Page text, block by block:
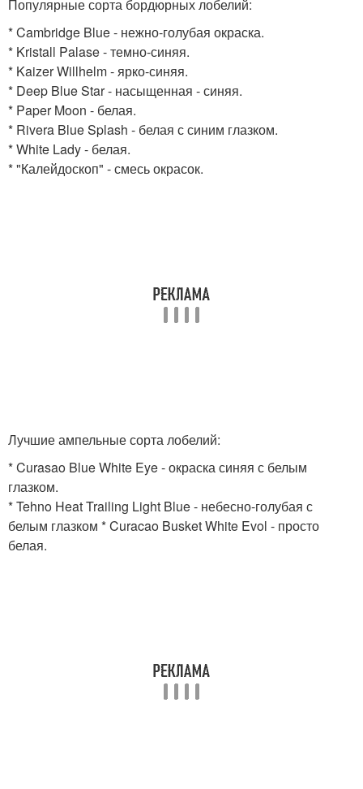
Популярные сорта бордюрных лобелий:
* Cambridge Blue - нежно-голубая окраска.
* Kristall Palase - темно-синяя.
* Kaizer Willhelm - ярко-синяя.
* Deep Blue Star - насыщенная - синяя.
* Paper Moon - белая.
* Rivera Blue Splash - белая с синим глазком.
* White Lady - белая.
* "Калейдоскоп" - смесь окрасок.
Лучшие ампельные сорта лобелий:
* Curasao Blue White Eye - окраска синяя с белым
глазком.
* Tehno Heat Trailing Light Blue - небесно-голубая с
белым глазком * Curacao Busket White Evol - просто
белая.